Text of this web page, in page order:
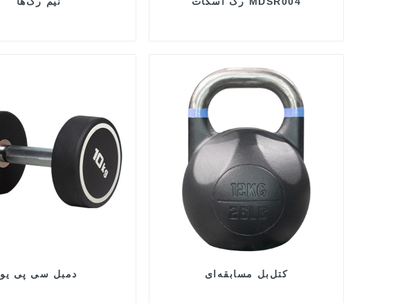
دمبل سی پی یو کتل‌بل مسابقه‌ای